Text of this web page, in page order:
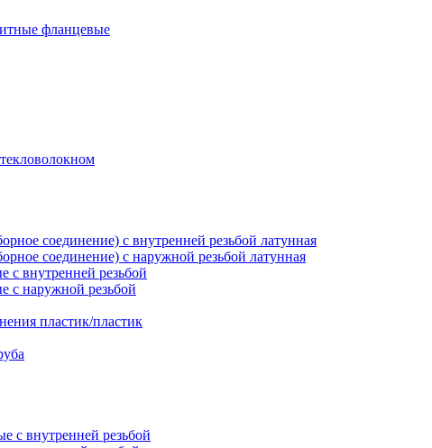
фланцевые
соединение) с внутренней резьбой латунная
соединение) с наружной резьбой латунная
внутренней резьбой
с наружной резьбой
пластик/пластик
с внутренней резьбой